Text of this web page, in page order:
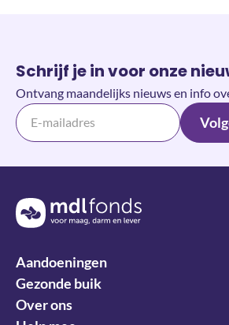
Schrijf je in voor onze
Ontvang maandelijks nieuws en info
Terug naar de homepage
Aandoeningen
Gezonde buik
Over ons